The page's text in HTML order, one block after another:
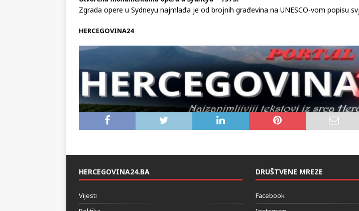
Otvorena monumentalna opera u Sydneyu – 1973.
HERCEGOVINA24.BA
Vijesti
DRUŠTVENE MREZE
Facebook